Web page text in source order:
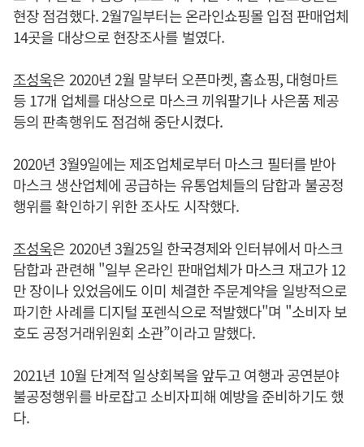
현장 점검했다. 2월7일부터는 온라인쇼핑몰 입점 판매업체
14곳을 대상으로 현장조사를 벌였다.
조성욱은 2020년 2월 말부터 오픈마켓, 홈쇼핑, 대형마트
등 17개 업체를 대상으로 마스크 끼워팔기나 사은품 제공
등의 판촉행위도 점검해 중단시켰다.
2020년 3월9일에는 제조업체로부터 마스크 필터를 받아
마스크 생산업체에 공급하는 유통업체들의 담합과 불공정
행위를 확인하기 위한 조사도 시작했다.
조성욱은 2020년 3월25일 한국경제와 인터뷰에서 마스크
담합과 관련해 "일부 온라인 판매업체가 마스크 재고가 12
만 장이나 있었음에도 이미 체결한 주문계약을 일방적으로
파기한 사례를 디지털 포렌식으로 적발했다"며 "소비자 보
호도 공정거래위원회 소관”이라고 말했다.
2021년 10월 단계적 일상회복을 앞두고 여행과 공연분야
불공정행위를 바로잡고 소비자피해 예방을 준비하기도 했
다.